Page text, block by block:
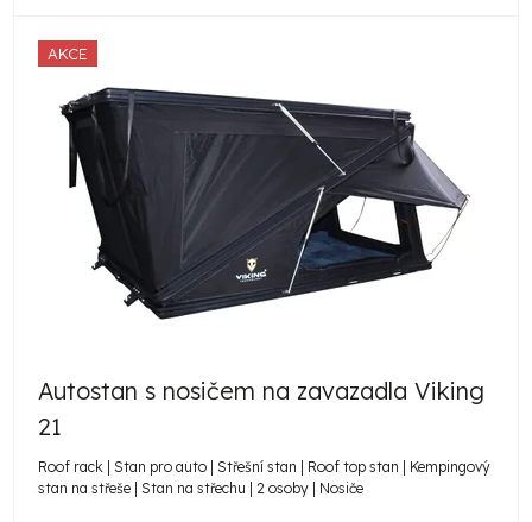
AKCE
Autostan s nosičem na zavazadla Viking
21
Roof rack | Stan pro auto | Střešní stan | Roof top stan | Kempingový
stan na střeše | Stan na střechu | 2 osoby | Nosiče